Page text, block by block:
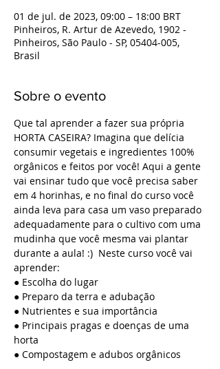
01 de jul. de 2023, 09:00 – 18:00 BRT
Pinheiros, R. Artur de Azevedo, 1902 -
Pinheiros, São Paulo - SP, 05404-005,
Brasil
Sobre o evento
Que tal aprender a fazer sua própria
HORTA CASEIRA? Imagina que delícia
consumir vegetais e ingredientes 100%
orgânicos e feitos por você! Aqui a gente
vai ensinar tudo que você precisa saber
em 4 horinhas, e no final do curso você
ainda leva para casa um vaso preparado
adequadamente para o cultivo com uma
mudinha que você mesma vai plantar
durante a aula! :)  Neste curso você vai
aprender:
● Escolha do lugar
● Preparo da terra e adubação
● Nutrientes e sua importância
● Principais pragas e doenças de uma
horta
● Compostagem e adubos orgânicos